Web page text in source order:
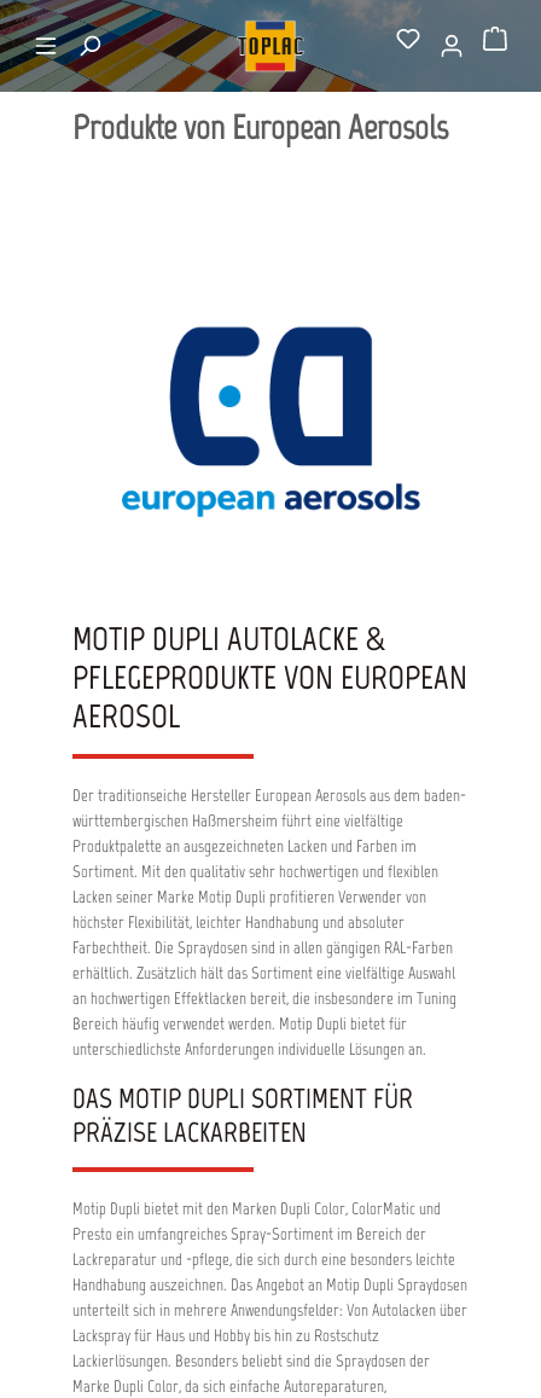
springen
Hersteller von A-Z European Aerosols
Produkte von European Aerosols
MOTIP DUPLI AUTOLACKE &
PFLEGEPRODUKTE VON EUROPEAN
AEROSOL
Der traditionseiche Hersteller European Aerosols aus dem baden-
württembergischen Haßmersheim führt eine vielfältige
Produktpalette an ausgezeichneten Lacken und Farben im
Sortiment. Mit den qualitativ sehr hochwertigen und flexiblen
Lacken seiner Marke Motip Dupli profitieren Verwender von
höchster Flexibilität, leichter Handhabung und absoluter
Farbechtheit. Die Spraydosen sind in allen gängigen RAL-Farben
erhältlich. Zusätzlich hält das Sortiment eine vielfältige Auswahl
an hochwertigen Effektlacken bereit, die insbesondere im Tuning
Bereich häufig verwendet werden. Motip Dupli bietet für
unterschiedlichste Anforderungen individuelle Lösungen an.
DAS MOTIP DUPLI SORTIMENT FÜR
PRÄZISE LACKARBEITEN
Motip Dupli bietet mit den Marken Dupli Color, ColorMatic und
Presto ein umfangreiches Spray-Sortiment im Bereich der
Lackreparatur und -pflege, die sich durch eine besonders leichte
Handhabung auszeichnen. Das Angebot an Motip Dupli Spraydosen
unterteilt sich in mehrere Anwendungsfelder: Von Autolacken über
Lackspray für Haus und Hobby bis hin zu Rostschutz
Lackierlösungen. Besonders beliebt sind die Spraydosen der
Marke Dupli Color, da sich einfache Autoreparaturen,